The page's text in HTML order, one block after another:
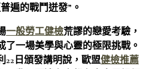
遍的戰鬥迸發”。
一般勞工健檢荒謬的戀愛考驗，
了一場美學與心靈的極限挑戰。
22日頒發講明說，歐盟健檢推薦